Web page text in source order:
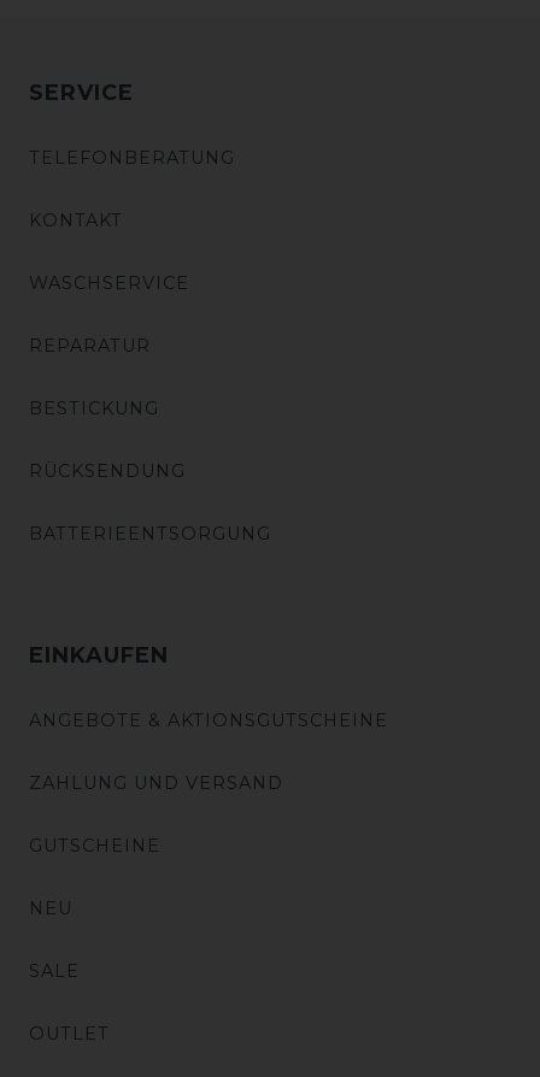
SERVICE
TELEFONBERATUNG
KONTAKT
WASCHSERVICE
REPARATUR
BESTICKUNG
RÜCKSENDUNG
BATTERIEENTSORGUNG
EINKAUFEN
ANGEBOTE & AKTIONSGUTSCHEINE
ZAHLUNG UND VERSAND
GUTSCHEINE
NEU
SALE
OUTLET